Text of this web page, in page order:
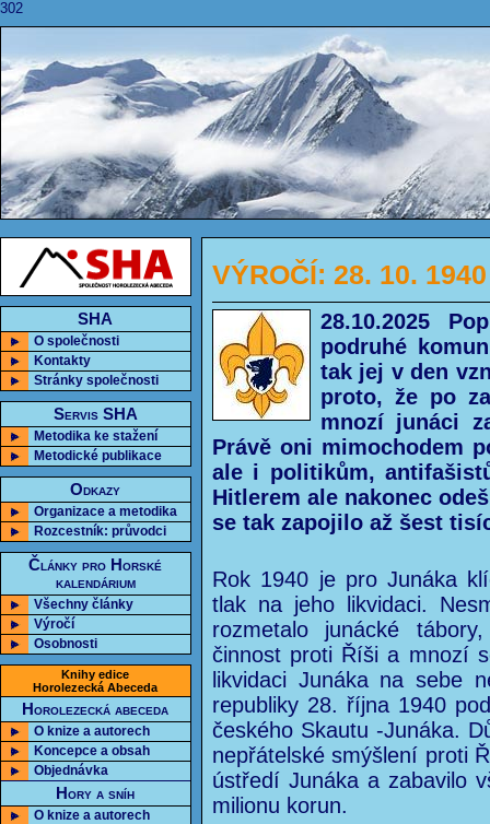
302
SHA
O společnosti
Kontakty
Stránky společnosti
Servis SHA
Metodika ke stažení
Metodické publikace
Odkazy
Organizace a metodika
Rozcestník: průvodci
Články pro Horské
kalendárium
Všechny články
Výročí
Osobnosti
Knihy edice
Horolezecká Abeceda
Horolezecká abeceda
O knize a autorech
Koncepce a obsah
Objednávka
Hory a sníh
O knize a autorech
VÝROČÍ: 28. 10.
28.10.2025
podruhé
tak jej v den
proto, že po
mnozí junáci
Právě oni mimochodem
ale i politikům,
Hitlerem ale nakonec
se tak zapojilo až šest
Rok 1940 je pro Junáka
tlak na jeho likvidaci.
rozmetalo junácké
činnost proti Říši a mnozí
likvidaci Junáka na sebe
republiky 28. října 1940
českého Skautu -Junáka.
nepřátelské smýšlení proti
ústředí Junáka a zabavilo
milionu korun.